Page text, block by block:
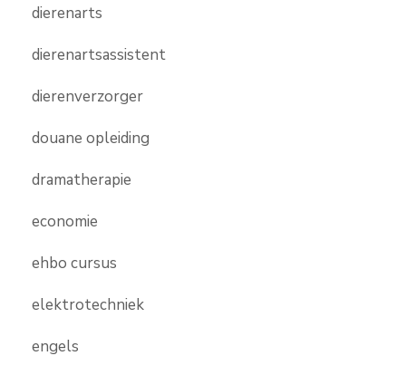
dierenarts
dierenartsassistent
dierenverzorger
douane opleiding
dramatherapie
economie
ehbo cursus
elektrotechniek
engels